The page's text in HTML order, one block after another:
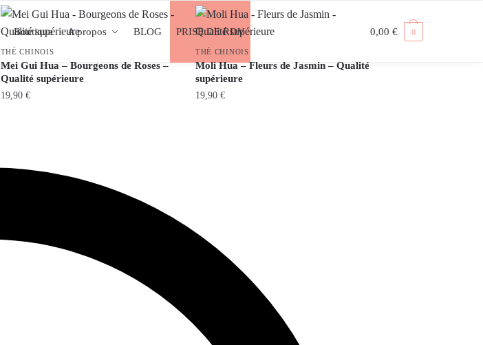
Boutique A propos BLOG PRISE DE RDV
THÉ CHINOIS
Mei Gui Hua – Bourgeons de Roses –
Qualité supérieure
19,90 €
THÉ CHINOIS
Moli Hua – Fleurs de Jasmin – Qualité
supérieure
19,90 €
0,00 € 0